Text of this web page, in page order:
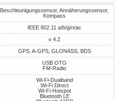
Beschleunigungssensor, Annäherungssensor,
Kompass
IEEE 802.11 a/b/g/n/ac
v 4.2
GPS, A-GPS, GLONASS, BDS
USB OTG
FM-Radio
Wi-Fi-Dualband
Wi-Fi Direct
Wi-Fi-Hotspot
Bluetooth LE